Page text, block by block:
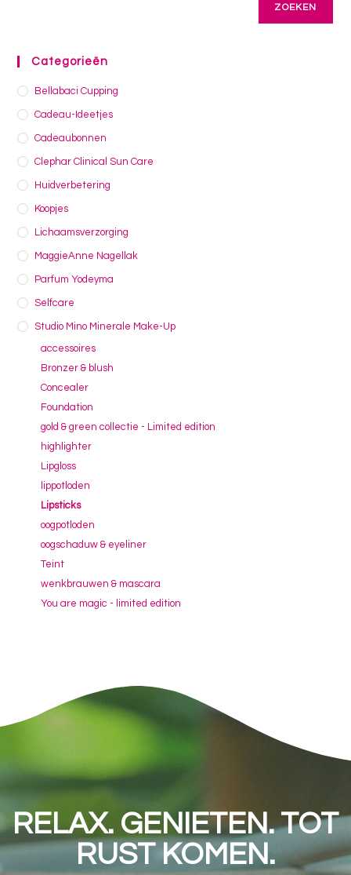
ZOEKEN
Categorieën
Bellabaci Cupping
Cadeau-Ideetjes
Cadeaubonnen
Clephar Clinical Sun Care
Huidverbetering
Koopjes
Lichaamsverzorging
MaggieAnne Nagellak
Parfum Yodeyma
Selfcare
Studio Mino Minerale Make-Up
accessoires
Bronzer & blush
Concealer
Foundation
gold & green collectie - Limited edition
highlighter
Lipgloss
lippotloden
Lipsticks
oogpotloden
oogschaduw & eyeliner
Teint
wenkbrauwen & mascara
You are magic - limited edition
RELAX. GENIETEN. TOT
RUST KOMEN.